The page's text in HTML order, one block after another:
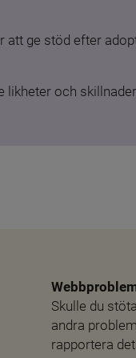
ge stöd efter
likheter och
Skulle du
andra
rapportera det